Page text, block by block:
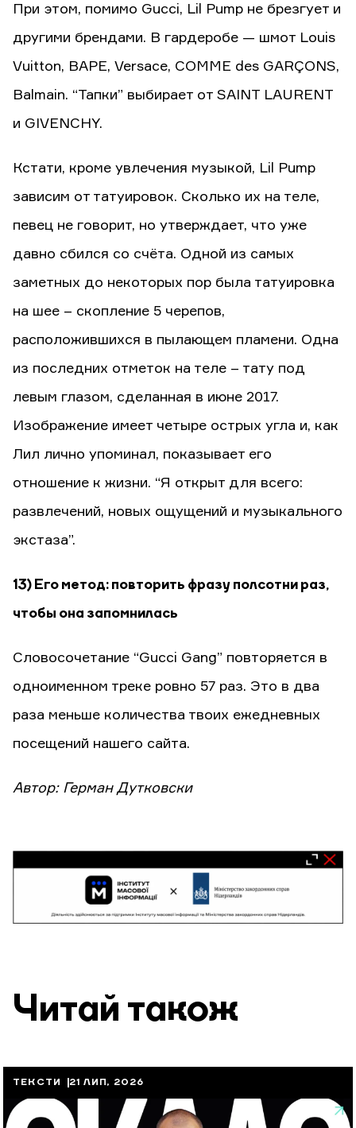
При этом, помимо Gucci, Lil Pump не брезгует и
другими брендами. В гардеробе — шмот Louis
Vuitton, BAPE, Versace, COMME des GARÇONS,
Balmain. “Тапки” выбирает от SAINT LAURENT
и GIVENCHY.
Кстати, кроме увлечения музыкой, Lil Pump
зависим от татуировок. Сколько их на теле,
певец не говорит, но утверждает, что уже
давно сбился со счёта. Одной из самых
заметных до некоторых пор была татуировка
на шее – скопление 5 черепов,
расположившихся в пылающем пламени. Одна
из последних отметок на теле – тату под
левым глазом, сделанная в июне 2017.
Изображение имеет четыре острых угла и, как
Лил лично упоминал, показывает его
отношение к жизни. “Я открыт для всего:
развлечений, новых ощущений и музыкального
экстаза”.
13) Его метод: повторить фразу полсотни раз,
чтобы она запомнилась
Словосочетание “Gucci Gang” повторяется в
одноименном треке ровно 57 раз. Это в два
раза меньше количества твоих ежедневных
посещений нашего сайта.
Автор: Герман Дутковски
Читай також
ТЕКСТИ 21 ЛИП, 2026